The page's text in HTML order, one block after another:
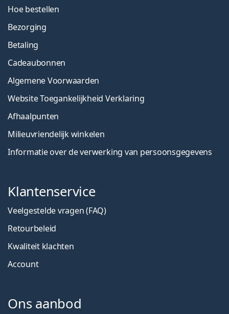
Hoe bestellen
Bezorging
Betaling
Cadeaubonnen
Algemene Voorwaarden
Website Toegankelijkheid Verklaring
Afhaalpunten
Milieuvriendelijk winkelen
Informatie over de verwerking van persoonsgegevens
Klantenservice
Veelgestelde vragen (FAQ)
Retourbeleid
Kwaliteit klachten
Account
Ons aanbod